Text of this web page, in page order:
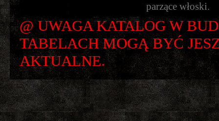
parzące włoski.
@ UWAGA KATALOG W
TABELACH MOGĄ BYĆ
AKTUALNE.